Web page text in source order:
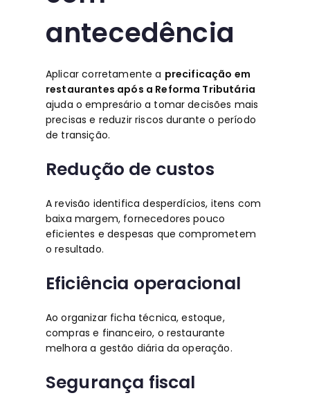
antecedência
Aplicar corretamente a precificação em
restaurantes após a Reforma Tributária
ajuda o empresário a tomar decisões mais
precisas e reduzir riscos durante o período
de transição.
Redução de custos
A revisão identifica desperdícios, itens com
baixa margem, fornecedores pouco
eficientes e despesas que comprometem
o resultado.
Eficiência operacional
Ao organizar ficha técnica, estoque,
compras e financeiro, o restaurante
melhora a gestão diária da operação.
Segurança fiscal